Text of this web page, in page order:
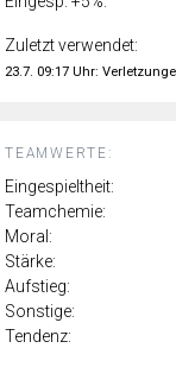
TEAMWERTE:
Eingespieltheit:
Teamchemie:
Moral:
Stärke:
Aufstieg:
Sonstige:
Tendenz:
Zuletzt verwendet:
23.7. 09:17 Uhr: